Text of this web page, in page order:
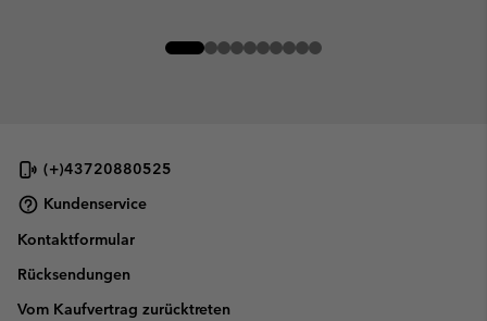
(+)43720880525
Kundenservice
Kontaktformular
Rücksendungen
Vom Kaufvertrag zurücktreten